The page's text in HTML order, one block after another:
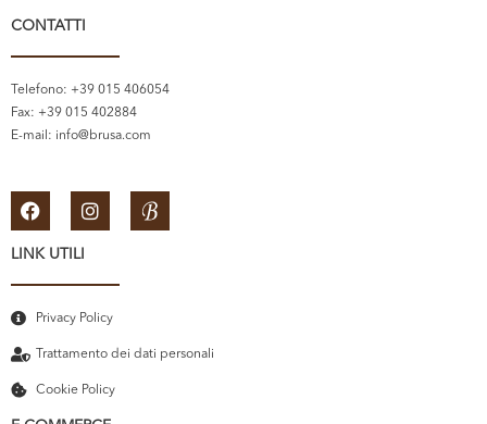
CONTATTI
Telefono: +39 015 406054
Fax: +39 015 402884
E-mail: info@brusa.com
LINK UTILI
Privacy Policy
Trattamento dei dati personali
Cookie Policy